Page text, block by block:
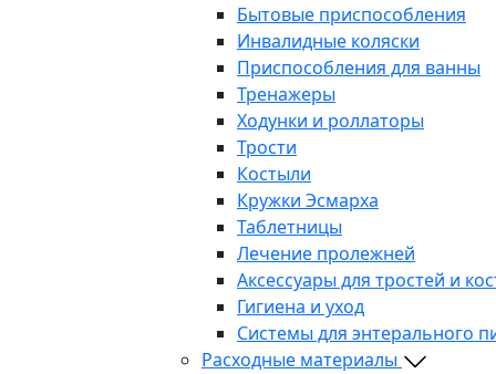
Бытовые приспособления
Инвалидные коляски
Приспособления для ванны
Тренажеры
Ходунки и роллаторы
Трости
Костыли
Кружки Эсмарха
Таблетницы
Лечение пролежней
Аксессуары для тростей и
Гигиена и уход
Системы для энтерального
Расходные материалы